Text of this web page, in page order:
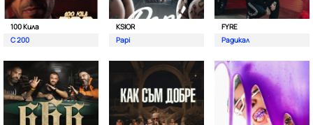
100 Кила
С 200
KSIOR
Papi
FYRE
Радикал